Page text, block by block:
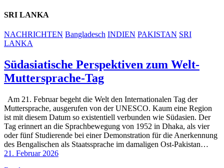
SRI LANKA
NACHRICHTEN Bangladesch INDIEN PAKISTAN SRI
LANKA
Südasiatische Perspektiven zum Welt-
Muttersprache-Tag
Am 21. Februar begeht die Welt den Internationalen Tag der
Muttersprache, ausgerufen von der UNESCO. Kaum eine Region
ist mit diesem Datum so existentiell verbunden wie Südasien. Der
Tag erinnert an die Sprachbewegung von 1952 in Dhaka, als vier
oder fünf Studierende bei einer Demonstration für die Anerkennung
des Bengalischen als Staatssprache im damaligen Ost-Pakistan…
21. Februar 2026